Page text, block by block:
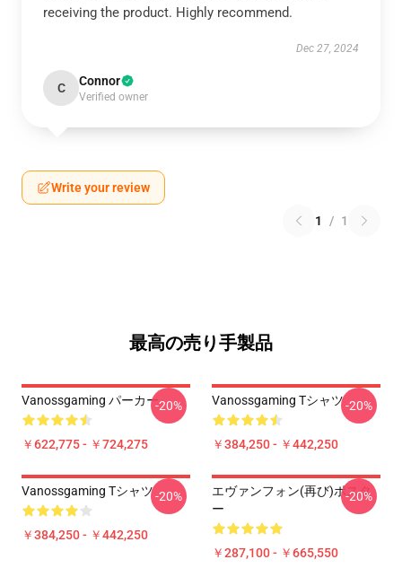
receiving the product. Highly recommend.
Dec 27, 2024
C Connor
Verified owner
Write your review
1 / 1
最高の売り手製品
Vanossgaming パーカー
￥622,775 - ￥724,275
-20% Vanossgaming Tシャツ
￥384,250 - ￥442,250
-20%
Vanossgaming Tシャツ
￥384,250 - ￥442,250
-20%
エヴァンフォン(再び)ポスタ
ー
￥287,100 - ￥665,550
-20%